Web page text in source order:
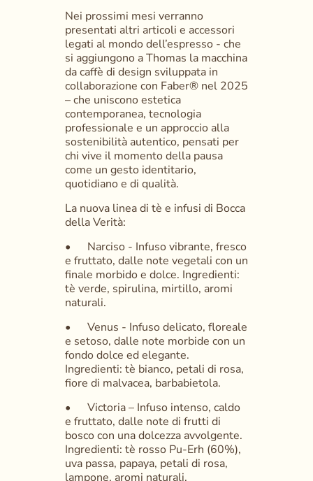
Nei prossimi mesi verranno
presentati altri articoli e accessori
legati al mondo dell’espresso - che
si aggiungono a Thomas la macchina
da caffè di design sviluppata in
collaborazione con Faber® nel 2025
– che uniscono estetica
contemporanea, tecnologia
professionale e un approccio alla
sostenibilità autentico, pensati per
chi vive il momento della pausa
come un gesto identitario,
quotidiano e di qualità.
La nuova linea di tè e infusi di Bocca
della Verità:
•	Narciso - Infuso vibrante, fresco
e fruttato, dalle note vegetali con un
finale morbido e dolce. Ingredienti:
tè verde, spirulina, mirtillo, aromi
naturali.
•	Venus - Infuso delicato, floreale
e setoso, dalle note morbide con un
fondo dolce ed elegante.
Ingredienti: tè bianco, petali di rosa,
fiore di malvacea, barbabietola.
•	Victoria – Infuso intenso, caldo
e fruttato, dalle note di frutti di
bosco con una dolcezza avvolgente.
Ingredienti: tè rosso Pu-Erh (60%),
uva passa, papaya, petali di rosa,
lampone, aromi naturali.